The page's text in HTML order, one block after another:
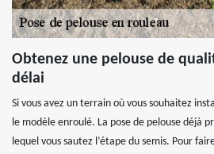
Obtenez une pelouse de
délai
Si vous avez un terrain où vous souhaitez
le modèle enroulé. La pose de pelouse déjà
lequel vous sautez l’étape du semis. Pour